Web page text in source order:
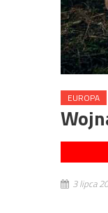
EUROPA
3 lipca